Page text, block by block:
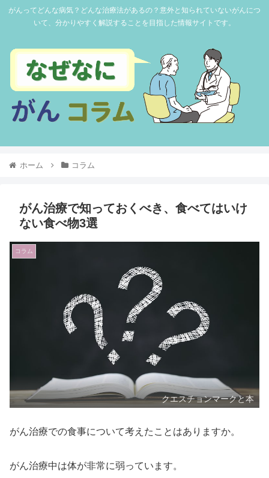
がんってどんな病気？どんな治療法があるの？意外と知られていないがんにつ
いて、分かりやすく解説することを目指した情報サイトです。
ホーム コラム
がん治療で知っておくべき、食べてはいけ
ない食べ物3選
コラム
クエスチョンマークと本
がん治療での食事について考えたことはありますか。
がん治療中は体が非常に弱っています。